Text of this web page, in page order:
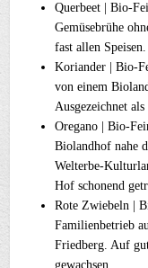
Querbeet | Bio-
Gemüsebrühe
fast allen Speisen.
Koriander | Bio-
von einem
Ausgezeichnet
Oregano | Bio-
Biolandhof nahe
Welterbe-
Hof schonend
Rote Zwiebeln |
Familienbetrieb
Friedberg. Auf
gewachsen.